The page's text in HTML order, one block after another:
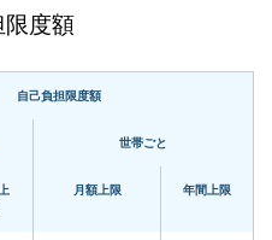
限度額
自己負担限度額
世帯ごと
月額上限 年間上限